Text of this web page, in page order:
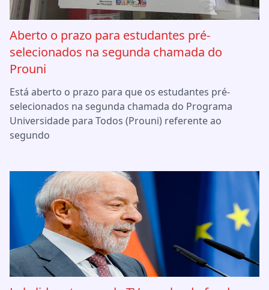
Aberto o prazo para estudantes pré-
selecionados na segunda chamada do
Prouni
Está aberto o prazo para que os estudantes pré-
selecionados na segunda chamada do Programa
Universidade para Todos (Prouni) referente ao
segundo